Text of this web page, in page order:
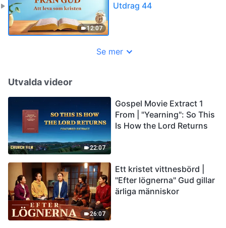
12:07
Utdrag 44
Se mer
Utvalda videor
22:07
Gospel Movie Extract 1
From | "Yearning": So This
Is How the Lord Returns
26:07
Ett kristet vittnesbörd |
"Efter lögnerna" Gud gillar
ärliga människor